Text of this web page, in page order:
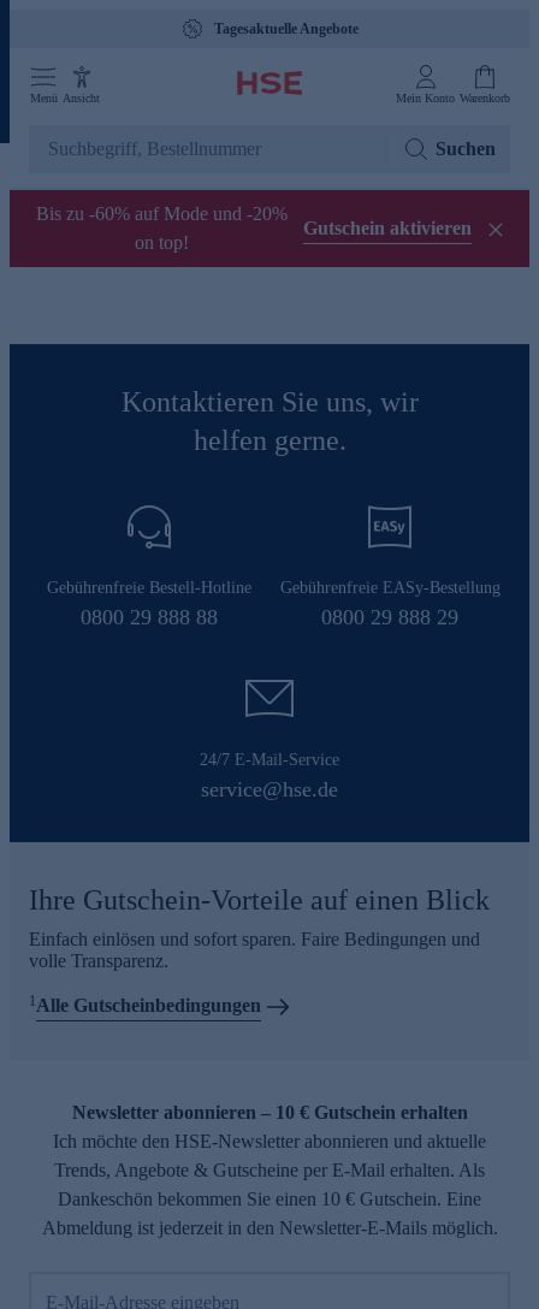
Tagesaktuelle Angebote
Menü Ansicht Mein Konto Warenkorb
Suchen
Bis zu -60% auf Mode und -20%
on top!
Gutschein aktivieren
Kontaktieren Sie uns, wir
helfen gerne.
Gebührenfreie Bestell-Hotline
0800 29 888 88
Gebührenfreie EASy-Bestellung
0800 29 888 29
24/7 E-Mail-Service
service@hse.de
Ihre Gutschein-Vorteile auf einen Blick
Einfach einlösen und sofort sparen. Faire Bedingungen und
volle Transparenz.
1Alle Gutscheinbedingungen
Newsletter abonnieren – 10 € Gutschein erhalten
Ich möchte den HSE-Newsletter abonnieren und aktuelle
Trends, Angebote & Gutscheine per E-Mail erhalten. Als
Dankeschön bekommen Sie einen 10 € Gutschein. Eine
Abmeldung ist jederzeit in den Newsletter-E-Mails möglich.
E-Mail-Adresse eingeben